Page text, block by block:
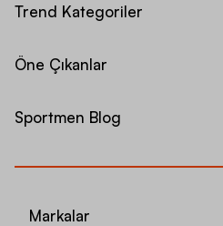
Trend Kategoriler
Öne Çıkanlar
Sportmen Blog
Markalar